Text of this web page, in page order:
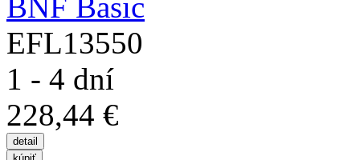
EFL13550
1 - 4 dní
228,44 €